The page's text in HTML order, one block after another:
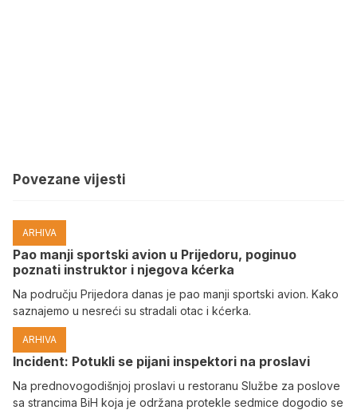
Povezane vijesti
ARHIVA
Pao manji sportski avion u Prijedoru, poginuo
poznati instruktor i njegova kćerka
Na području Prijedora danas je pao manji sportski avion. Kako
saznajemo u nesreći su stradali otac i kćerka.
ARHIVA
Incident: Potukli se pijani inspektori na proslavi
Na prednovogodišnjoj proslavi u restoranu Službe za poslove
sa strancima BiH koja je održana protekle sedmice dogodio se